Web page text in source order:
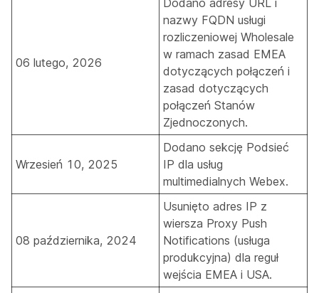
06 lutego, 2026
nazwy FQDN usługi
rozliczeniowej Wholesale
w ramach zasad EMEA
dotyczących połączeń i
zasad dotyczących
połączeń Stanów
Zjednoczonych.
Wrzesień 10, 2025
Dodano sekcję Podsieć
IP dla usług
multimedialnych Webex.
08 października, 2024
Usunięto adres IP z
wiersza Proxy Push
Notifications (usługa
produkcyjna) dla reguł
wejścia EMEA i USA.